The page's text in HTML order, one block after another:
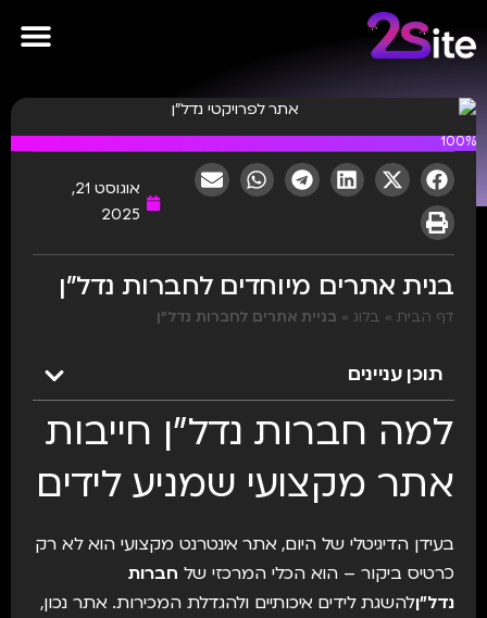
100%
אוגוסט 21,
2025
בנית אתרים מיוחדים לחברות נדל״ן
דף הבית » בלוג » בניית אתרים לחברות נדל״ן
תוכן עניינים
למה חברות נדל”ן חייבות
אתר מקצועי שמניע לידים
בעידן הדיגיטלי של היום, אתר אינטרנט מקצועי הוא לא רק
כרטיס ביקור – הוא הכלי המרכזי של חברות
נדל"ןלהשגת לידים איכותיים ולהגדלת המכירות. אתר נכון,